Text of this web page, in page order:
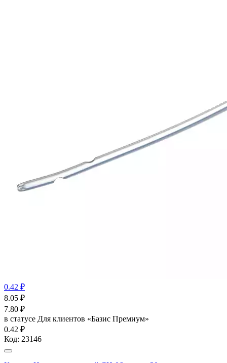
0.42 ₽
8.05 ₽
7.80 ₽
в статусе Для клиентов «Базис Премиум»
0.42 ₽
Код: 23146